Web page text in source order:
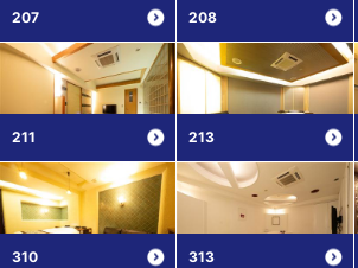
207 208
211 213
310 313